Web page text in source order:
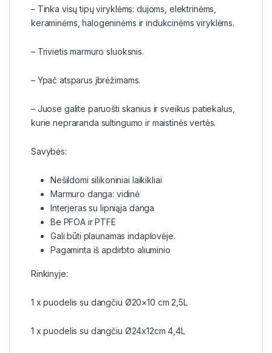
– Tinka visų tipų viryklėms: dujoms, elektrinėms,
keraminėms, halogeninėms ir indukcinėms viryklėms.
– Trivietis marmuro sluoksnis.
– Ypač atsparus įbrėžimams.
– Juose galite paruošti skanius ir sveikus patiekalus,
kurie nepraranda sultingumo ir maistinės vertės.
Savybės:
Nešildomi silikoniniai laikikliai
Marmuro danga: vidinė
Interjeras su lipniąja danga
Be PFOA ir PTFE
Gali būti plaunamas indaplovėje.
Pagaminta iš apdirbto aliuminio
Rinkinyje:
1 x puodelis su dangčiu Ø20×10 cm 2,5L
1 x puodelis su dangčiu Ø24x12cm 4,4L